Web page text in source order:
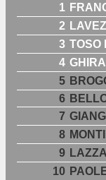
1
2
3 TOSO
4
5
6
7
8
9
10